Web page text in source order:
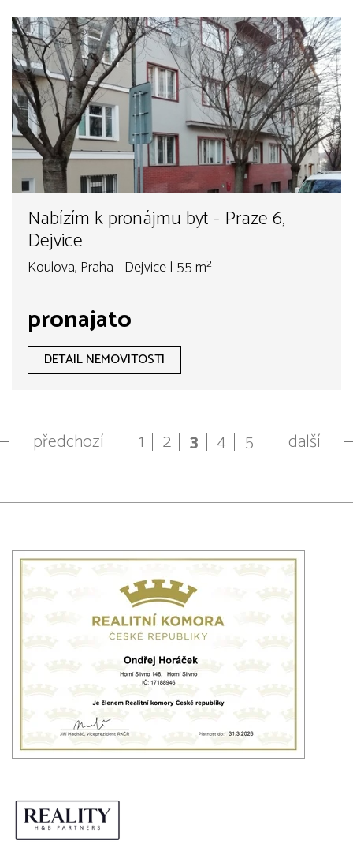
Nabízím k pronájmu byt - Praze 6,
Dejvice
Koulova, Praha - Dejvice | 55 m²
pronajato
DETAIL NEMOVITOSTI
předchozí 1 2 3 4 5 další